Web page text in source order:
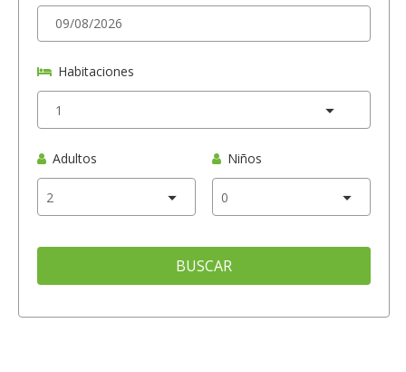
Habitaciones
Adultos Niños
BUSCAR